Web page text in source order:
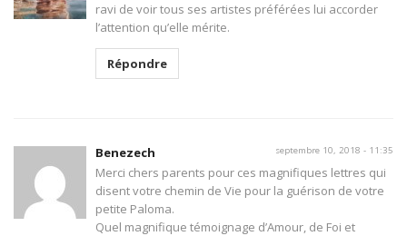
ravi de voir tous ses artistes préférées lui accorder
l’attention qu’elle mérite.
Répondre
Benezech septembre 10, 2018 - 11:35
Merci chers parents pour ces magnifiques lettres qui
disent votre chemin de Vie pour la guérison de votre
petite Paloma.
Quel magnifique témoignage d’Amour, de Foi et